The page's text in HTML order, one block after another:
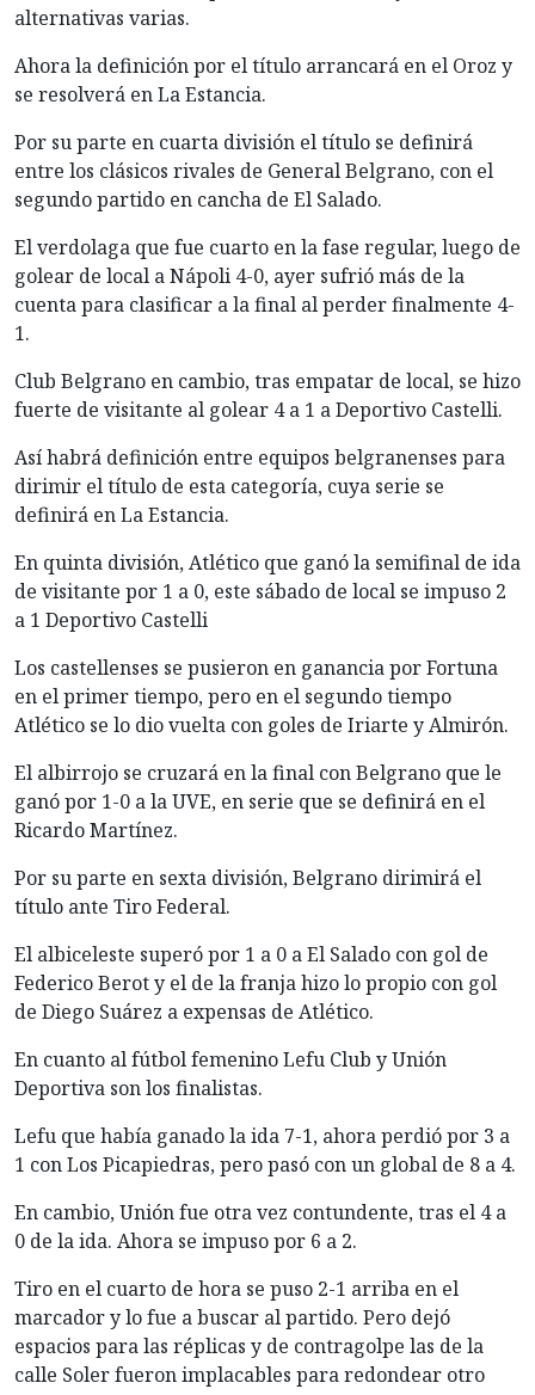
alternativas varias.
Ahora la definición por el título arrancará en el Oroz y
se resolverá en La Estancia.
Por su parte en cuarta división el título se definirá
entre los clásicos rivales de General Belgrano, con el
segundo partido en cancha de El Salado.
El verdolaga que fue cuarto en la fase regular, luego de
golear de local a Nápoli 4-0, ayer sufrió más de la
cuenta para clasificar a la final al perder finalmente 4-
1.
Club Belgrano en cambio, tras empatar de local, se hizo
fuerte de visitante al golear 4 a 1 a Deportivo Castelli.
Así habrá definición entre equipos belgranenses para
dirimir el título de esta categoría, cuya serie se
definirá en La Estancia.
En quinta división, Atlético que ganó la semifinal de ida
de visitante por 1 a 0, este sábado de local se impuso 2
a 1 Deportivo Castelli
Los castellenses se pusieron en ganancia por Fortuna
en el primer tiempo, pero en el segundo tiempo
Atlético se lo dio vuelta con goles de Iriarte y Almirón.
El albirrojo se cruzará en la final con Belgrano que le
ganó por 1-0 a la UVE, en serie que se definirá en el
Ricardo Martínez.
Por su parte en sexta división, Belgrano dirimirá el
título ante Tiro Federal.
El albiceleste superó por 1 a 0 a El Salado con gol de
Federico Berot y el de la franja hizo lo propio con gol
de Diego Suárez a expensas de Atlético.
En cuanto al fútbol femenino Lefu Club y Unión
Deportiva son los finalistas.
Lefu que había ganado la ida 7-1, ahora perdió por 3 a
1 con Los Picapiedras, pero pasó con un global de 8 a 4.
En cambio, Unión fue otra vez contundente, tras el 4 a
0 de la ida. Ahora se impuso por 6 a 2.
Tiro en el cuarto de hora se puso 2-1 arriba en el
marcador y lo fue a buscar al partido. Pero dejó
espacios para las réplicas y de contragolpe las de la
calle Soler fueron implacables para redondear otro